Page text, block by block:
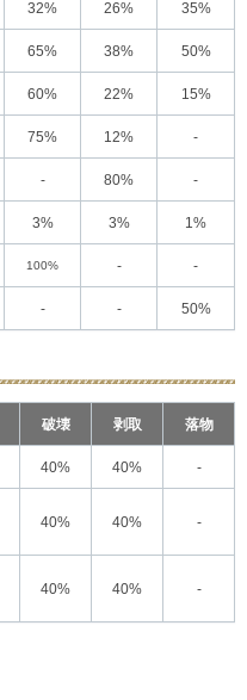
32% 26% 35%
65% 38% 50%
60% 22% 15%
75% 12% -
- 80% -
3% 3% 1%
100% - -
- - 50%
破壊 剥取 落物
40% 40% -
40% 40% -
40% 40% -